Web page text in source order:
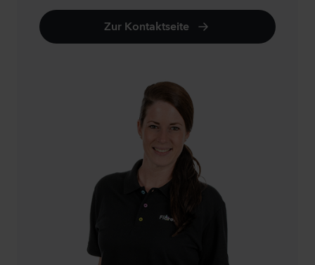
Zur Kontaktseite